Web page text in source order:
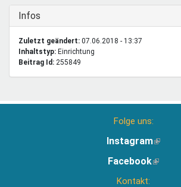
Ausblenden
Infos
Zuletzt geändert: 07.06.2018 - 13:37
Inhaltstyp:
einrichtung
Beitrag Id: 255849
Folge uns:
Instagram(Link
extern)
Facebook(Link
Kontakt: